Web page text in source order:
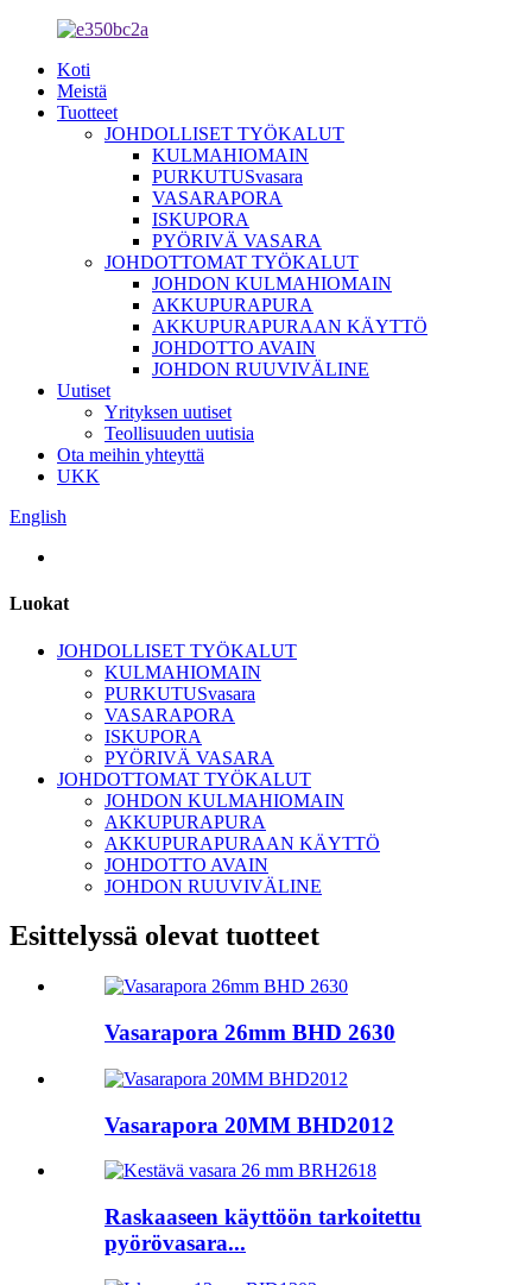
Koti
Meistä
Tuotteet
JOHDOLLISET TYÖKALUT
KULMAHIOMAIN
PURKUTUSvasara
VASARAPORA
ISKUPORA
PYÖRIVÄ VASARA
JOHDOTTOMAT TYÖKALUT
JOHDON KULMAHIOMAIN
AKKUPURAPURA
AKKUPURAPURAAN KÄYTTÖ
JOHDOTTO AVAIN
JOHDON RUUVIVÄLINE
Uutiset
Yrityksen uutiset
Teollisuuden uutisia
Ota meihin yhteyttä
UKK
English
Luokat
JOHDOLLISET TYÖKALUT
KULMAHIOMAIN
PURKUTUSvasara
VASARAPORA
ISKUPORA
PYÖRIVÄ VASARA
JOHDOTTOMAT TYÖKALUT
JOHDON KULMAHIOMAIN
AKKUPURAPURA
AKKUPURAPURAAN KÄYTTÖ
JOHDOTTO AVAIN
JOHDON RUUVIVÄLINE
Esittelyssä olevat tuotteet
Vasarapora 26mm BHD 2630
Vasarapora 20MM BHD2012
Raskaaseen käyttöön tarkoitettu
pyörövasara...